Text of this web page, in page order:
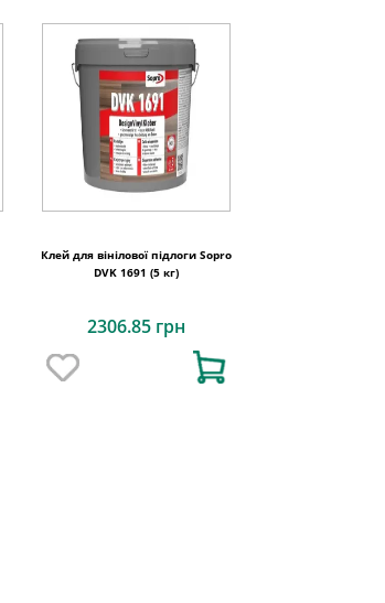
Клей для вінілової підлоги Sopro
DVK 1691 (5 кг)
2306.85 грн